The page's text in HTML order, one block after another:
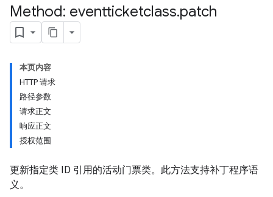
Method: eventticketclass.patch
本页内容
HTTP 请求
路径参数
请求正文
响应正文
授权范围
更新指定类 ID 引用的活动门票类。此方法支持补丁程序语
义。